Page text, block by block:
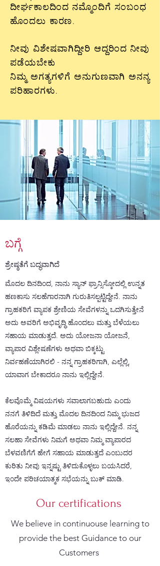
ದೀರ್ಘಕಾಲದಿಂದ ನಮ್ಮೊಂದಿಗೆ ಸಂಬಂಧ
ಹೊಂದಲು ಕಾರಣ.
ನೀವು ವಿಶೇಷವಾಗಿದ್ದೀರಿ ಆದ್ದರಿಂದ ನೀವು
ಪಡೆಯಬೇಕು
ನಿಮ್ಮ ಅಗತ್ಯಗಳಿಗೆ ಅನುಗುಣವಾಗಿ ಅನನ್ಯ
ಪರಿಹಾರಗಳು.
ಬಗ್ಗೆ
ಶ್ರೇಷ್ಠತೆಗೆ ಬದ್ಧವಾಗಿದೆ
ಮೊದಲ ದಿನದಿಂದ, ನಾನು ಸ್ಯಾನ್ ಫ್ರಾನ್ಸಿಸ್ಕೋದಲ್ಲಿ ಉನ್ನತ
ಹಣಕಾಸು ಸಲಹೆಗಾರನಾಗಿ ಗುರುತಿಸಲ್ಪಟ್ಟಿದ್ದೇನೆ. ನಾನು
ಗ್ರಾಹಕರಿಗೆ ವ್ಯಾಪಕ ಶ್ರೇಣಿಯ ಸೇವೆಗಳನ್ನು ಒದಗಿಸುತ್ತೇನೆ
ಅದು ಅವರಿಗೆ ಅಭಿವೃದ್ಧಿ ಹೊಂದಲು ಮತ್ತು ಬೆಳೆಯಲು
ಸಹಾಯ ಮಾಡುತ್ತದೆ. ಅದು ಯೋಜನಾ ಯೋಜನೆ,
ವ್ಯಾಪಾರ ವಿಶ್ಲೇಷಣೆಗಳು ಅಥವಾ ಬಿಕ್ಕಟ್ಟು
ನಿರ್ವಹಣೆಯಾಗಿರಲಿ - ನನ್ನ ಗ್ರಾಹಕರಿಗಾಗಿ, ಎಲ್ಲೆಲ್ಲಿ,
ಯಾವಾಗ ಬೇಕಾದರೂ ನಾನು ಇಲ್ಲಿದ್ದೇನೆ.
ಕೆಲವೊಮ್ಮೆ ವಿಷಯಗಳು ಸವಾಲಾಗಬಹುದು ಎಂದು
ನನಗೆ ತಿಳಿದಿದೆ ಮತ್ತು ಮೊದಲ ದಿನದಿಂದ ನಿಮ್ಮ ಭುಜದ
ಹೊರೆಯನ್ನು ಕಡಿಮೆ ಮಾಡಲು ನಾನು ಇಲ್ಲಿದ್ದೇನೆ. ನನ್ನ
ಸಲಹಾ ಸೇವೆಗಳು ನಿಮಗೆ ಅಥವಾ ನಿಮ್ಮ ವ್ಯಾಪಾರದ
ಬೆಳವಣಿಗೆಗೆ ಹೇಗೆ ಸಹಾಯ ಮಾಡುತ್ತದೆ ಎಂಬುದರ
ಕುರಿತು ನೀವು ಇನ್ನಷ್ಟು ತಿಳಿದುಕೊಳ್ಳಲು ಬಯಸಿದರೆ,
ಇಂದೇ ಪರಿಚಯಾತ್ಮಕ ಸಭೆಯನ್ನು ಬುಕ್ ಮಾಡಿ.
Our certifications
We believe in continuouse learning to
provide the best Guidance to our
Customers